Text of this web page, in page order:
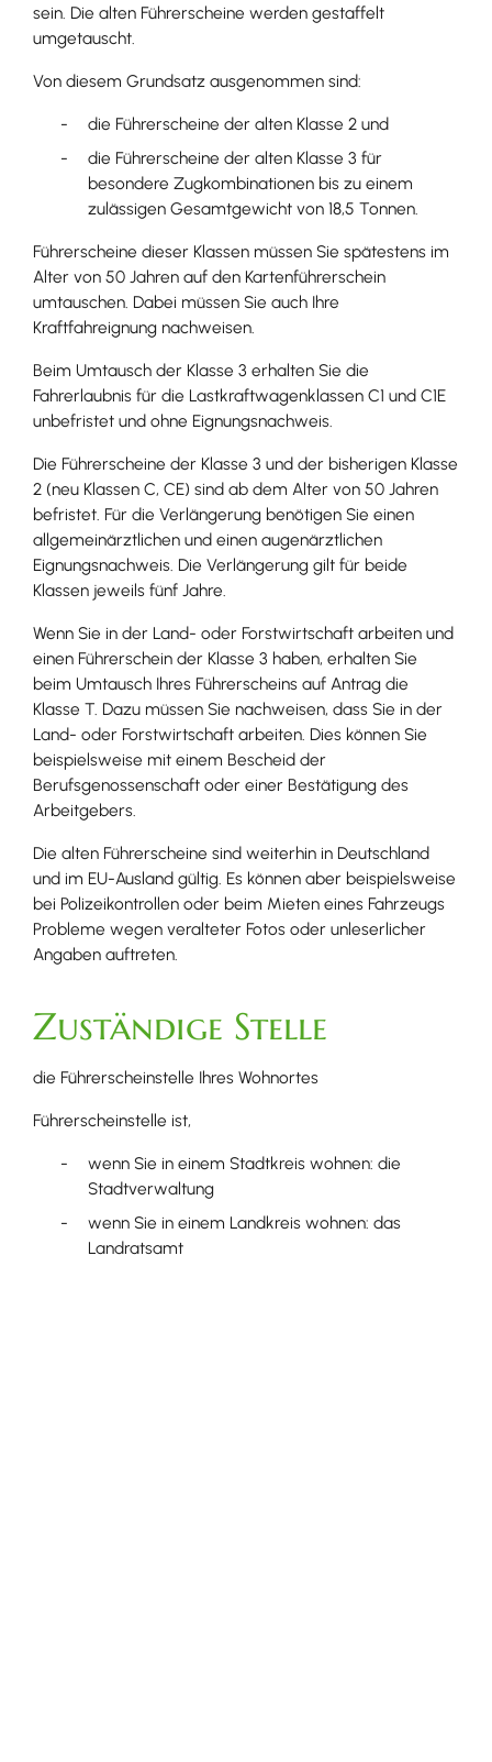
sein. Die alten Führerscheine werden gestaffelt
umgetauscht.
Von diesem Grundsatz ausgenommen sind:
die Führerscheine der alten Klasse 2 und
die Führerscheine der alten Klasse 3 für
besondere Zugkombinationen bis zu einem
zulässigen Gesamtgewicht von 18,5 Tonnen.
Führerscheine dieser Klassen müssen Sie spätestens im
Alter von 50 Jahren auf den Kartenführerschein
umtauschen. Dabei müssen Sie auch Ihre
Kraftfahreignung nachweisen.
Beim Umtausch der Klasse 3 erhalten Sie die
Fahrerlaubnis für die Lastkraftwagenklassen C1 und C1E
unbefristet und ohne Eignungsnachweis.
Die Führerscheine der Klasse 3 und der bisherigen Klasse
2 (neu Klassen C, CE) sind ab dem Alter von 50 Jahren
befristet. Für die Verlängerung benötigen Sie einen
allgemeinärztlichen und einen augenärztlichen
Eignungsnachweis. Die Verlängerung gilt für beide
Klassen jeweils fünf Jahre.
Wenn Sie in der Land- oder Forstwirtschaft arbeiten und
einen Führerschein der Klasse 3 haben, erhalten Sie
beim Umtausch Ihres Führerscheins auf Antrag die
Klasse T. Dazu müssen Sie nachweisen, dass Sie in der
Land- oder Forstwirtschaft arbeiten. Dies können Sie
beispielsweise mit einem Bescheid der
Berufsgenossenschaft oder einer Bestätigung des
Arbeitgebers.
Die alten Führerscheine sind weiterhin in Deutschland
und im EU-Ausland gültig. Es können aber beispielsweise
bei Polizeikontrollen oder beim Mieten eines Fahrzeugs
Probleme wegen veralteter Fotos oder unleserlicher
Angaben auftreten.
Zuständige Stelle
die Führerscheinstelle Ihres Wohnortes
Führerscheinstelle ist,
wenn Sie in einem Stadtkreis wohnen: die
Stadtverwaltung
wenn Sie in einem Landkreis wohnen: das
Landratsamt